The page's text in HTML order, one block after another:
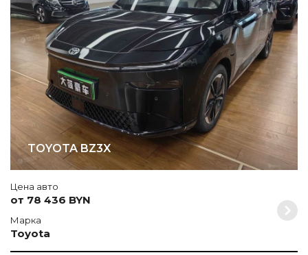
TOYOTA BZ3X
Цена авто
от 78 436 BYN
Марка
Toyota